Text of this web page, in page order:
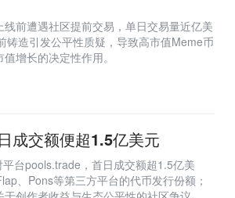
前遭遇社区提前交易，单日交易量近亿美
造引发公平性质疑，导致高市值Meme币
增长的决定性作用。
成交额便超1.5亿美元
台pools.trade，首日成交额超1.5亿美
、Pons等第三方平台的代币发行份额；